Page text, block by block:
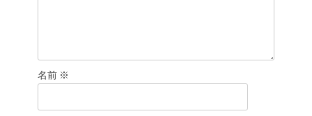
名前 ※